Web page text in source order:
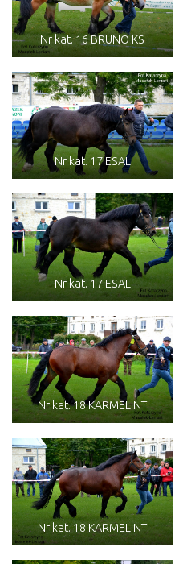
Nr kat. 16 BRUNO KS
Nr kat. 17 ESAL
Nr kat. 17 ESAL
Nr kat. 18 KARMEL NT
Nr kat. 18 KARMEL NT